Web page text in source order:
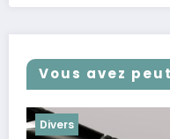
Vous avez
Divers